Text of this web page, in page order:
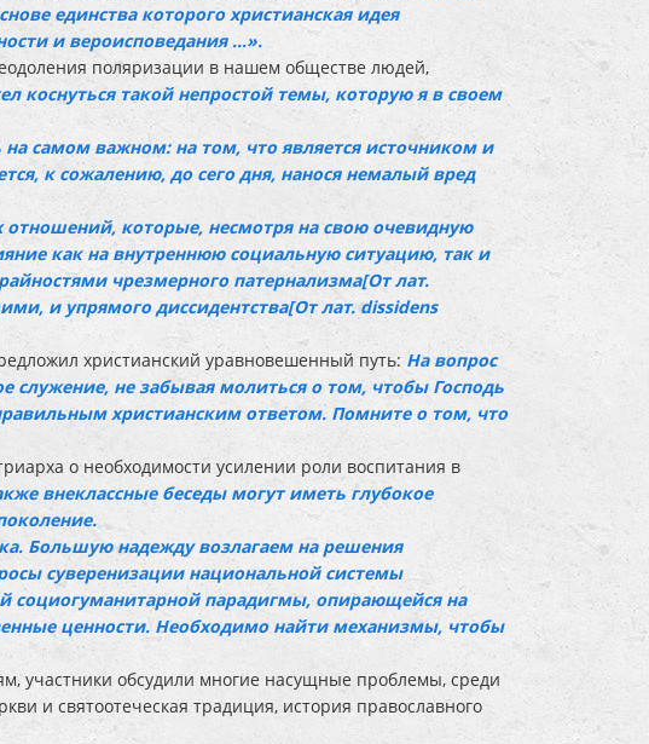
единства которого христианская идея
и вероисповедания …».
поляризации в нашем обществе людей,
коснуться такой непростой темы, которую я в своем
самом важном: на том, что является источником и
к сожалению, до сего дня, нанося немалый вред
отношений, которые, несмотря на свою очевидную
как на внутреннюю социальную ситуацию, так и
чрезмерного патернализма[От лат.
и упрямого диссидентства[От лат. dissidens
христианский уравновешенный путь: На вопрос
служение, не забывая молиться о том, чтобы Господь
христианским ответом. Помните о том, что
о необходимости усилении роли воспитания в
внеклассные беседы могут иметь глубокое
Большую надежду возлагаем на решения
суверенизации национальной системы
социогуманитарной парадигмы, опирающейся на
ценности. Необходимо найти механизмы, чтобы
участники обсудили многие насущные проблемы, среди
и святоотеческая традиция, история православного